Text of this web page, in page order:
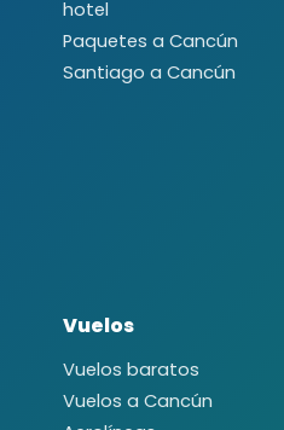
hotel
Paquetes a Cancún
Santiago a Cancún
Vuelos
Vuelos baratos
Vuelos a Cancún